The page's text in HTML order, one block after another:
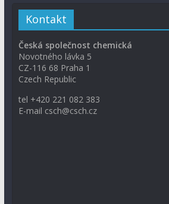
Kontakt
Česká společnost chemická
Novotného lávka 5
CZ-116 68 Praha 1
Czech Republic
tel +420 221 082 383
E-mail csch@csch.cz